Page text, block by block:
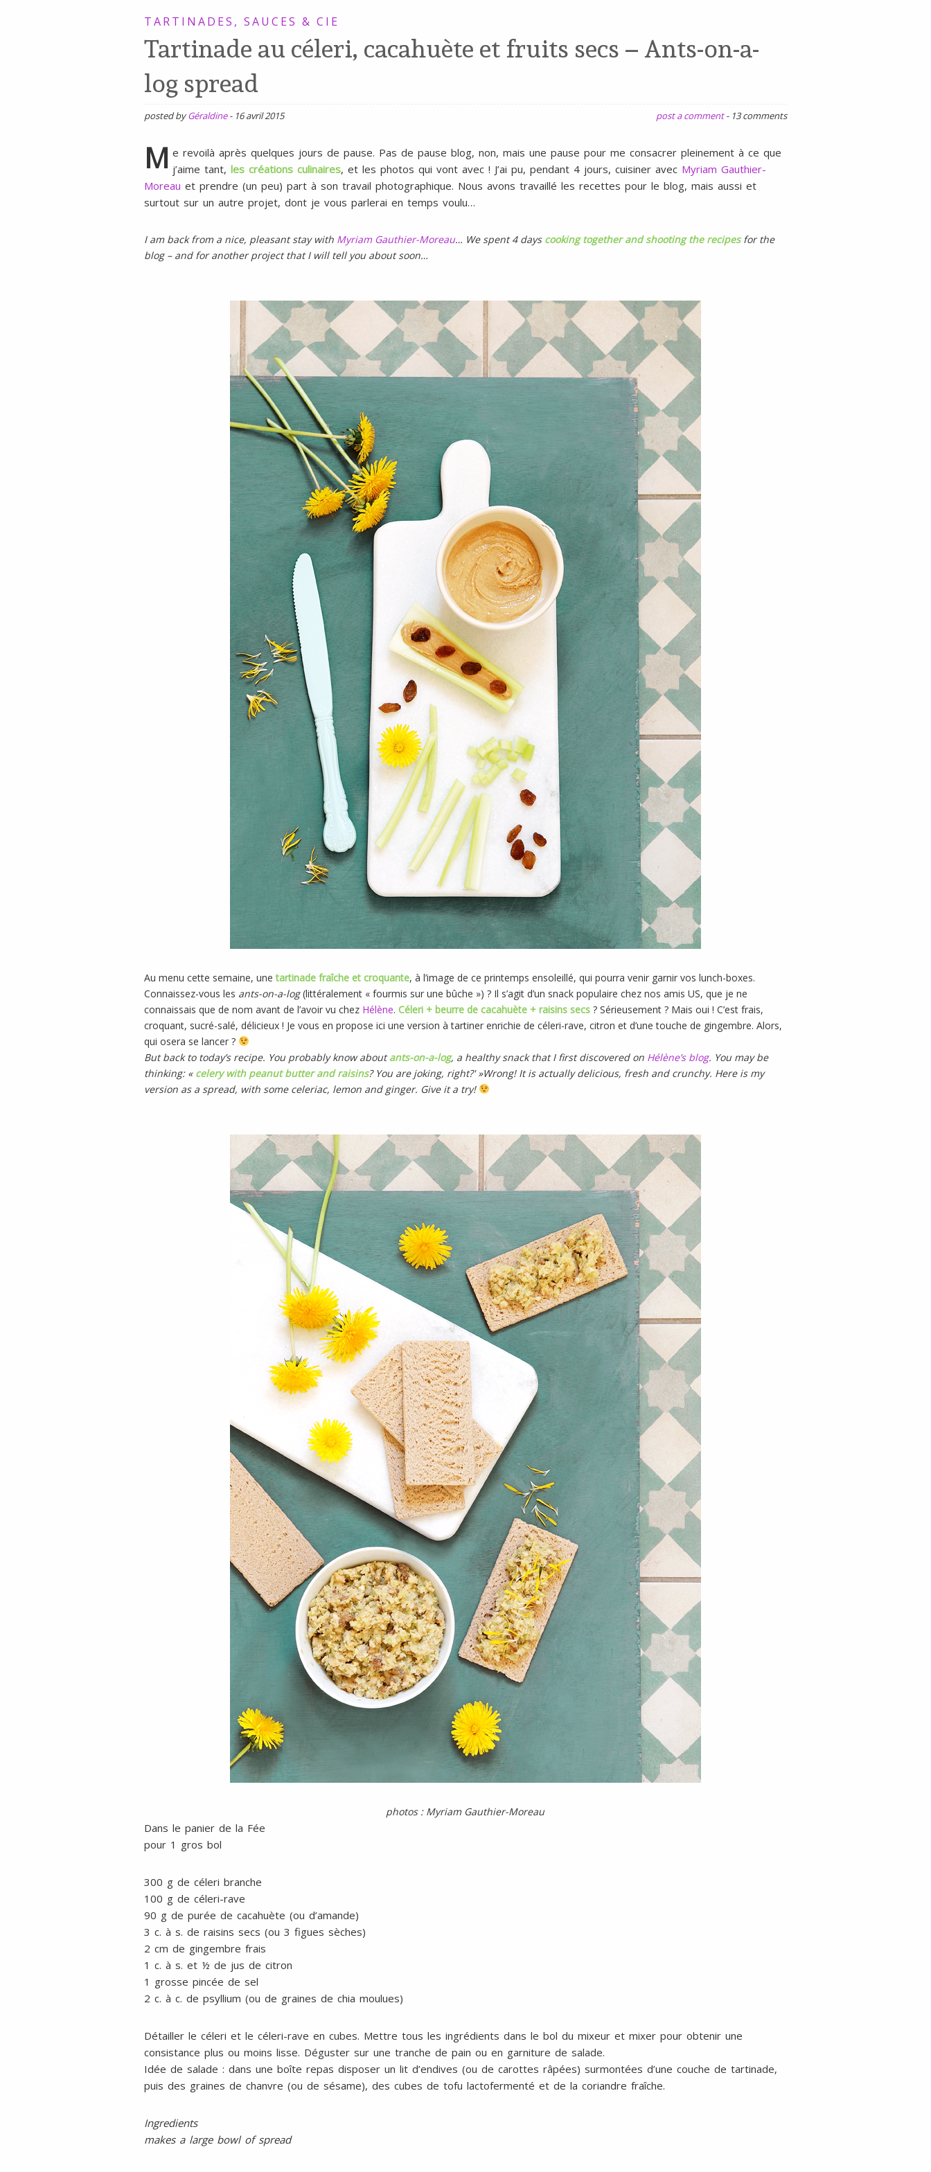
ni
SANS
GLUTEN,
SANS
LAIT,
SANS
ŒUFS
TARTINADES, SAUCES & CIE
Tartinade au céleri, cacahuète et fruits secs – Ants-on-a-
log spread
posted byGéraldine - 16 avril 2015 post a comment - 13 comments
M e revoilà après quelques jours de pause. Pas de pause blog, non, mais une pause pour me consacrer pleinement à ce que
j’aime tant, les créations culinaires, et les photos qui vont avec ! J’ai pu, pendant 4 jours, cuisiner avec Myriam Gauthier-
Moreau et prendre (un peu) part à son travail photographique. Nous avons travaillé les recettes pour le blog, mais aussi et
surtout sur un autre projet, dont je vous parlerai en temps voulu…
I am back from a nice, pleasant stay with Myriam Gauthier-Moreau… We spent 4 days cooking together and shooting the recipesfor the
blog – and for another project that I will tell you about soon…
Au menu cette semaine, unetartinade fraîche et croquante, à l’image de ce printemps ensoleillé, qui pourra venir garnir vos lunch-boxes.
Connaissez-vous les ants-on-a-log(littéralement « fourmis sur une bûche ») ? Il s’agit d’un snack populaire chez nos amis US, que je ne
connaissais que de nom avant de l’avoir vu chez Hélène. Céleri + beurre de cacahuète + raisins secs ? Sérieusement ? Mais oui ! C’est frais,
croquant, sucré-salé, délicieux ! Je vous en propose ici une version à tartiner enrichie de céleri-rave, citron et d’une touche de gingembre. Alors,
qui osera se lancer ?
But back to today’s recipe. You probably know aboutants-on-a-log, a healthy snack that I first discovered on Hélène’s blog. You may be
thinking: « celery with peanut butter and raisins? You are joking, right?' »Wrong! It is actually delicious, fresh and crunchy. Here is my
version as a spread, with some celeriac, lemon and ginger. Give it a try!
photos : Myriam Gauthier-Moreau
Dans le panier de la Fée
pour 1 gros bol
300 g de céleri branche
100 g de céleri-rave
90 g de purée de cacahuète (ou d’amande)
3 c. à s. de raisins secs (ou 3 figues sèches)
2 cm de gingembre frais
1 c. à s. et ½ de jus de citron
1 grosse pincée de sel
2 c. à c. de psyllium (ou de graines de chia moulues)
Détailler le céleri et le céleri-rave en cubes. Mettre tous les ingrédients dans le bol du mixeur et mixer pour obtenir une
consistance plus ou moins lisse. Déguster sur une tranche de pain ou en garniture de salade.
Idée de salade : dans une boîte repas disposer un lit d’endives (ou de carottes râpées) surmontées d’une couche de tartinade,
puis des graines de chanvre (ou de sésame), des cubes de tofu lactofermenté et de la coriandre fraîche.
Ingredients
makes a large bowl of spread